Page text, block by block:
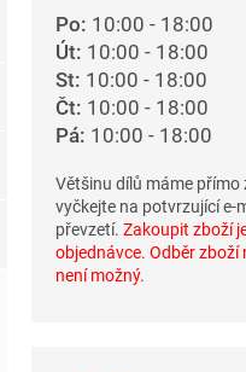
Po: 10:00 - 18:00
Út: 10:00 - 18:00
St: 10:00 - 18:00
Čt: 10:00 - 18:00
Pá: 10:00 - 18:00
Většinu dílů máme
vyčkejte na potvrzující e-
převzetí. Zakoupit zboží
objednávce. Odběr zboží
není možný.